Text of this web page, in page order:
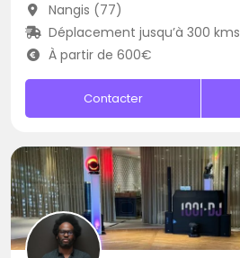
Nangis (77)
Déplacement jusqu’à 300 kms
À partir de 600€
Contacter